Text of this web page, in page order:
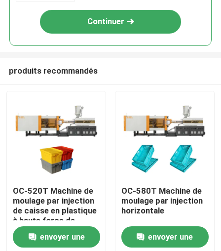
Maison
Produits
Au sujet de nous
Continuer
produits recommandés
OC-520T Machine de
moulage par injection
de caisse en plastique
à haute force de
serrage
envoyer une
OC-580T Machine de
moulage par injection
horizontale
envoyer une